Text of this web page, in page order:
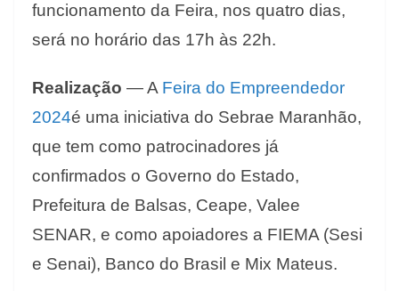
funcionamento da Feira, nos quatro dias,
será no horário das 17h às 22h.
Realização — A Feira do Empreendedor
2024é uma iniciativa do Sebrae Maranhão,
que tem como patrocinadores já
confirmados o Governo do Estado,
Prefeitura de Balsas, Ceape, Valee
SENAR, e como apoiadores a FIEMA (Sesi
e Senai), Banco do Brasil e Mix Mateus.